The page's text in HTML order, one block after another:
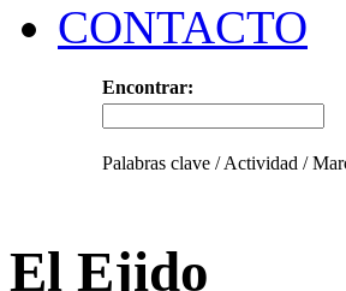
CONTACTO
Encontrar:
Palabras clave / Actividad /
El Ejido